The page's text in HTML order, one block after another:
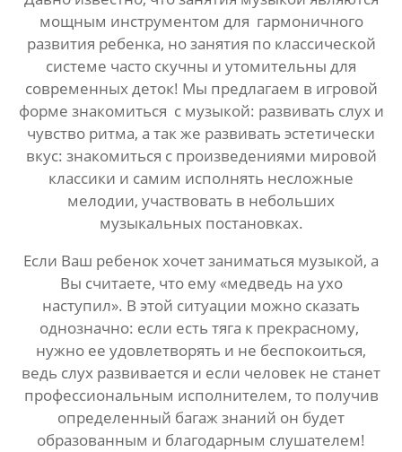
мощным инструментом для гармоничного
развития ребенка, но занятия по классической
системе часто скучны и утомительны для
современных деток! Мы предлагаем в игровой
форме знакомиться с музыкой: развивать слух и
чувство ритма, а так же развивать эстетически
вкус: знакомиться с произведениями мировой
классики и самим исполнять несложные
мелодии, участвовать в небольших
музыкальных постановках.
Если Ваш ребенок хочет заниматься музыкой, а
Вы считаете, что ему «медведь на ухо
наступил». В этой ситуации можно сказать
однозначно: если есть тяга к прекрасному,
нужно ее удовлетворять и не беспокоиться,
ведь слух развивается и если человек не станет
профессиональным исполнителем, то получив
определенный багаж знаний он будет
образованным и благодарным слушателем!